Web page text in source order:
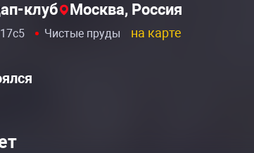
клуб Москва, Россия
Чистые пруды на карте